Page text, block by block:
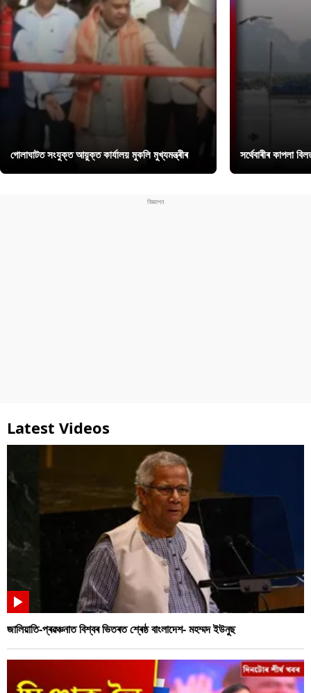
গোলাঘাটত সংযুক্ত আয়ুক্ত কাৰ্যালয় মুকলি মুখ্যমন্ত্ৰীৰ সৰ্থেবাৰীৰ কাপলা
Latest Videos
জালিয়াতি-প্ৰৱঞ্চনাত বিশ্বৰ ভিতৰত শ্ৰেষ্ঠ বাংলাদেশ- মহম্মদ ইউনুছ